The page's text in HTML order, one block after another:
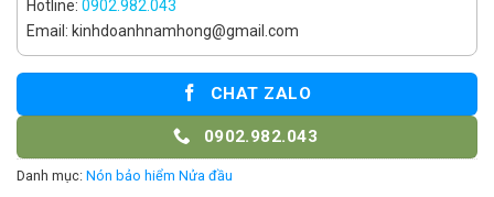
Hotline: 0902.982.043
Email: kinhdoanhnamhong@gmail.com
CHAT ZALO
0902.982.043
Danh mục: Nón bảo hiểm Nửa đầu